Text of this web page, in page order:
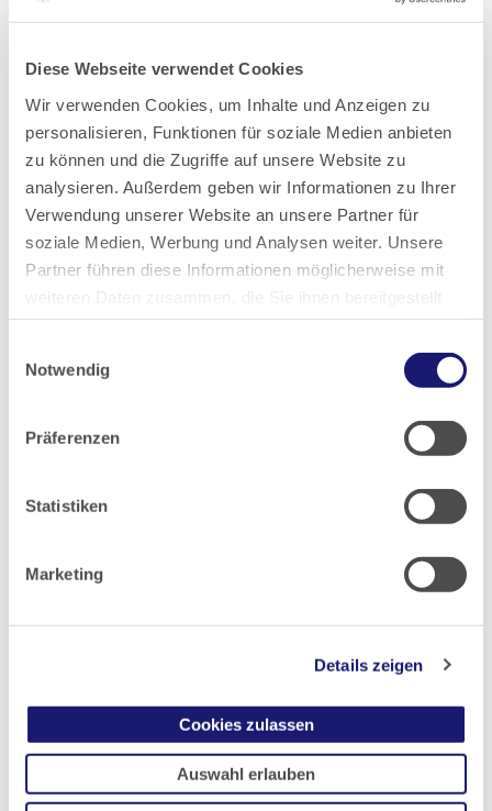
Diese Webseite verwendet Cookies
Wir verwenden Cookies, um Inhalte und Anzeigen zu
personalisieren, Funktionen für soziale Medien anbieten
zu können und die Zugriffe auf unsere Website zu
analysieren. Außerdem geben wir Informationen zu Ihrer
Verwendung unserer Website an unsere Partner für
soziale Medien, Werbung und Analysen weiter. Unsere
Partner führen diese Informationen möglicherweise mit
haben oder die sie im Rahmen Ihrer Nutzung der Dienste
Notwendig
Präferenzen
Statistiken
Marketing
Details zeigen
Cookies zulassen
Auswahl erlauben
der Anästhesie/OP-Assistenz
Für Rückfragen steht ihnen Dr. Humpich per email
unter bewerbung@tagesklinik-hofheim.de jederzeit zur
Verfügung. Direkte Bewerbungen per email sind ausdrücklich
erwünscht.
Reifenberger Str.6
Website:
Zur Übersicht